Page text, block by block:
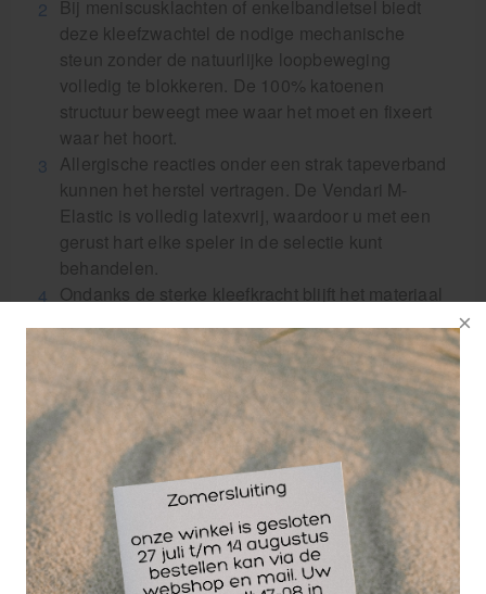
Bij meniscusklachten of enkelbandletsel biedt
deze kleefzwachtel de nodige mechanische
steun zonder de natuurlijke loopbeweging
volledig te blokkeren. De 100% katoenen
structuur beweegt mee waar het moet en fixeert
waar het hoort.
Allergische reacties onder een strak tapeverband
kunnen het herstel vertragen. De Vendari M-
Elastic is volledig latexvrij, waardoor u met een
gerust hart elke speler in de selectie kunt
behandelen.
Ondanks de sterke kleefkracht blijft het materiaal
inspanningen om huidmaceratie (verweking door
zweet) te voorkomen.
M-Elastic kleefbandage voor professionele
Toepassing:
De Vendari M-Elastic 7,5 cm is specifiek ontwikkeld
voor immobilisatieverbanden en functionele tapes.
Door de breedte is deze zwachtel ook uitermate
geschikt voor het fixeren van cold-packs of het